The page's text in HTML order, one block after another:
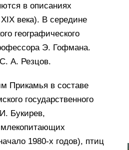
в описаниях
века). В середине
географического
Э. Гофмана.
А. Резцов.
Прикамья в составе
государственного
Букирев,
1980-х годов), птиц